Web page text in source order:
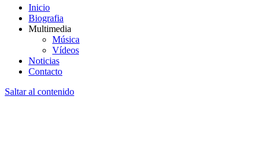
Inicio
Biografia
Multimedia
Música
Vídeos
Noticias
Contacto
Saltar al contenido